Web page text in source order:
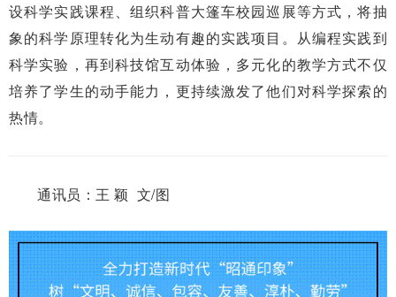
设科学实践课程、组织科普大篷车校园巡展等方式，将抽
象的科学原理转化为生动有趣的实践项目。从编程实践到
科学实验，再到科技馆互动体验，多元化的教学方式不仅
培养了学生的动手能力，更持续激发了他们对科学探索的
热情。
通讯员：王 颖 文/图